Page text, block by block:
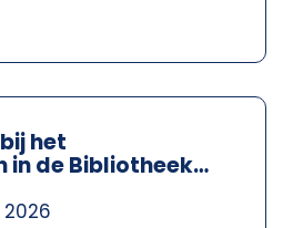
het
in de Bibliotheek